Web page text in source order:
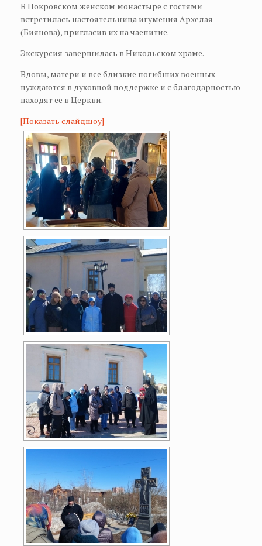
В Покровском женском монастыре с гостями
встретилась настоятельница игумения Архелая
(Биянова), пригласив их на чаепитие.
Экскурсия завершилась в Никольском храме.
Вдовы, матери и все близкие погибших военных
нуждаются в духовной поддержке и с благодарностью
находят ее в Церкви.
[Показать слайдшоу]